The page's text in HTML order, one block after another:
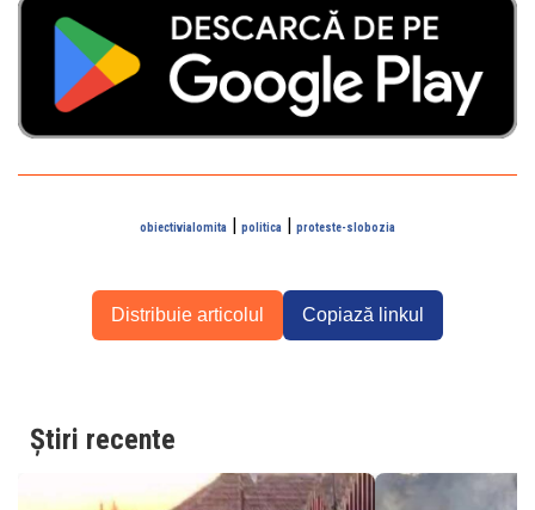
obiectivialomita | politica | proteste-slobozia
Distribuie articolul Copiază linkul
Știri recente